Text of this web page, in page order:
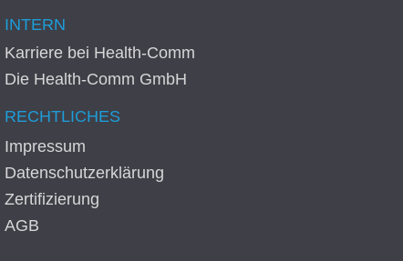
INTERN
Karriere bei Health-Comm
Die Health-Comm GmbH
RECHTLICHES
Impressum
Datenschutzerklärung
Zertifizierung
AGB